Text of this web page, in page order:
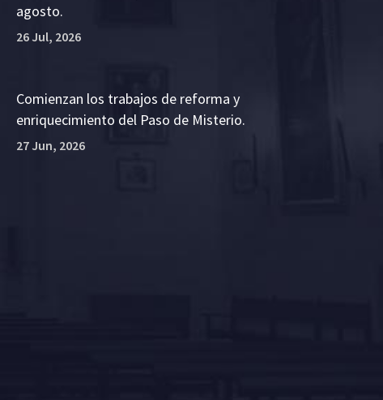
agosto.
26 Jul, 2026
Comienzan los trabajos de reforma y
enriquecimiento del Paso de Misterio.
27 Jun, 2026